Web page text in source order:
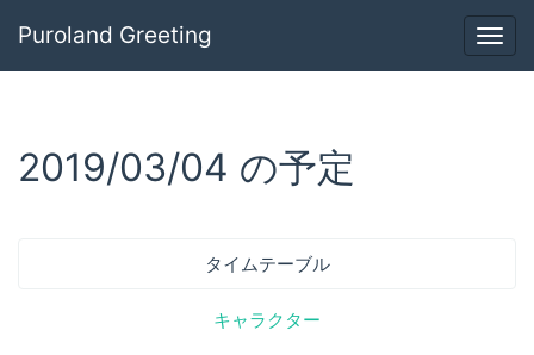
Puroland Greeting
2019/03/04 の予定
タイムテーブル
キャラクター